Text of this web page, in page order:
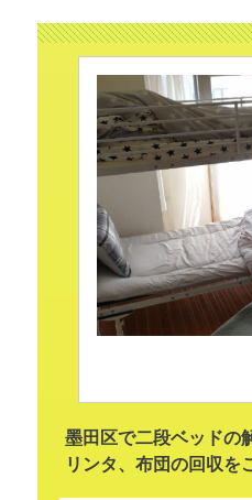
墨田区で二段ベッドの
リンタ、布団の回収を